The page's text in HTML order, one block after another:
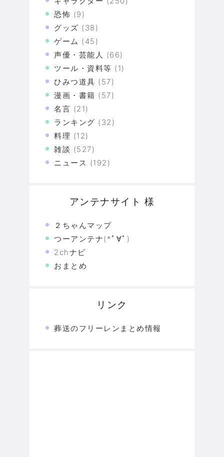
恐怖 (9)
グッズ (38)
ゲーム (45)
声優・芸能人 (66)
ツール・資料等 (1)
ひみつ道具 (57)
漫画・書籍 (57)
名言 (21)
ランキング (32)
料理 (12)
雑談 (527)
ニュース (192)
アンテナサイト 様
２ちゃんマップ
つーアンテナ(*ﾟ∀ﾟ)
2chナビ
おまとめ
リンク
葬送のフリーレンまとめ情報